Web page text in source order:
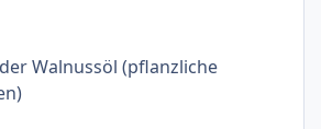
Walnussöl (pflanzliche
: 18%